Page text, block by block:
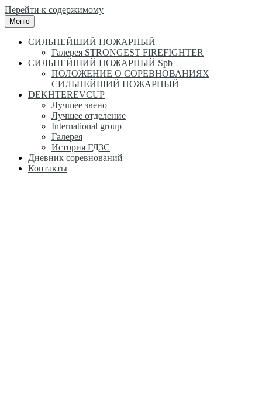
Перейти к содержимому
Меню
СИЛЬНЕЙШИЙ ПОЖАРНЫЙ
Галерея STRONGEST FIREFIGHTER
СИЛЬНЕЙШИЙ ПОЖАРНЫЙ Spb
ПОЛОЖЕНИЕ О СОРЕВНОВАНИЯХ
СИЛЬНЕЙШИЙ ПОЖАРНЫЙ
DEKHTEREVCUP
Лучшее звено
Лучшее отделение
International group
Галерея
История ГДЗС
Дневник соревнований
Контакты